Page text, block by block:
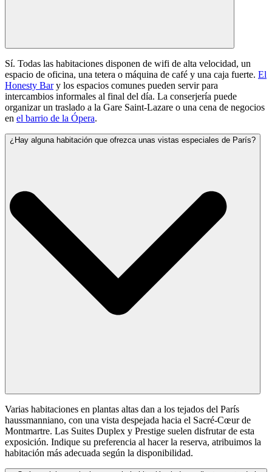
Sí. Todas las habitaciones disponen de wifi de alta velocidad, un
espacio de oficina, una tetera o máquina de café y una caja fuerte. El
Honesty Bary los espacios comunes pueden servir para
intercambios informales al final del día. La conserjería puede
organizar un traslado a la Gare Saint-Lazare o una cena de negocios
en el barrio de la Ópera.
¿Hay alguna habitación que ofrezca unas vistas especiales de París?
Varias habitaciones en plantas altas dan a los tejados del París
haussmanniano, con una vista despejada hacia el Sacré-Cœur de
Montmartre. Las Suites Duplex y Prestige suelen disfrutar de esta
exposición. Indique su preferencia al hacer la reserva, atribuimos la
habitación más adecuada según la disponibilidad.